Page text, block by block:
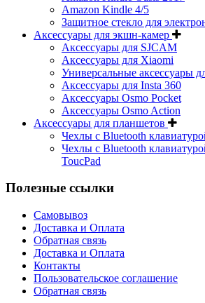
Amazon Kindle 4/5
Защитное стекло для
Аксессуары для экшн-камер
Аксессуары для SJCAM
Аксессуары для Xiaomi
Универсальные аксессуары
Аксессуары для Insta 360
Аксессуары Osmo Pocket
Аксессуары Osmo Action
Аксессуары для планшетов
Чехлы с Bluetooth
Чехлы с Bluetooth
ToucPad
Полезные ссылки
Самовывоз
Доставка и Оплата
Обратная связь
Доставка и Оплата
Контакты
Пользовательское соглашение
Обратная связь